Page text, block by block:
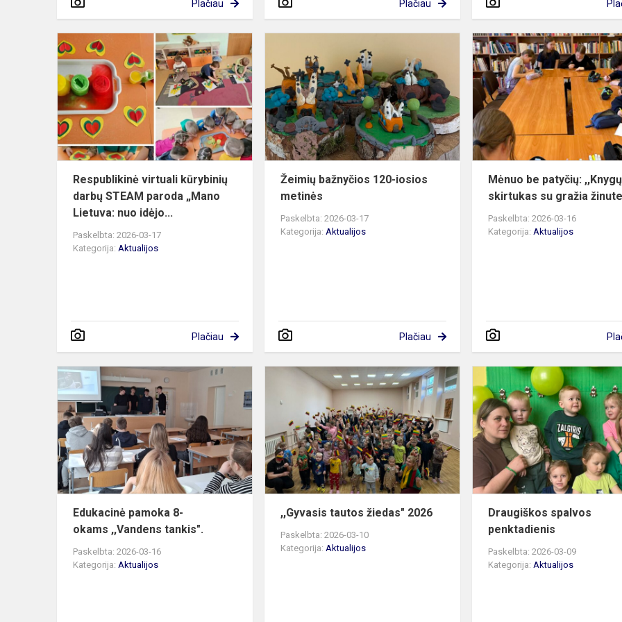
Plačiau Plačiau
Respublikinė
virtuali
kūrybinių
darbų
STEAM
paroda
„Mano
Li...
Respublikinė virtuali kūrybinių
darbų STEAM paroda „Mano
Lietuva: nuo idėjo...
Paskelbta: 2026-03-17
Kategorija: Aktualijos
Plačiau
Žeimių
bažnyčios
120-
iosios
metinės
Žeimių bažnyčios 120-iosios
metinės
Paskelbta: 2026-03-17
Kategorija:Aktualijos
Plačiau
Mėnuo be patyčių: ,,Knygų
skirtukas su gražia
Paskelbta: 2026-03-16
Kategorija:Aktualijos
Edukacinė pamoka 8-
okams ,,Vandens
tankis".
Edukacinė pamoka 8-
okams ,,Vandens tankis".
Paskelbta: 2026-03-16
Kategorija: Aktualijos
,,Gyvasis
tautos
žiedas"
2026
,,Gyvasis tautos žiedas" 2026
Paskelbta: 2026-03-10
Kategorija:Aktualijos
Draugiškos spalvos
penktadienis
Paskelbta: 2026-03-09
Kategorija:Aktualijos